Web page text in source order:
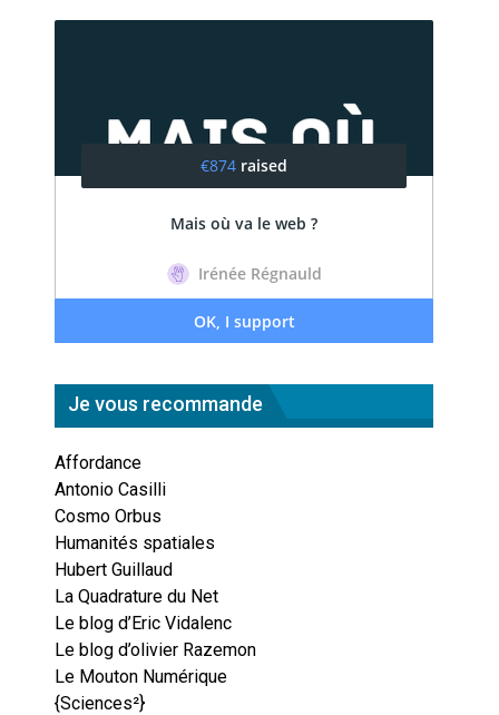
Je vous recommande
Affordance
Antonio Casilli
Cosmo Orbus
Humanités spatiales
Hubert Guillaud
La Quadrature du Net
Le blog d’Eric Vidalenc
Le blog d’olivier Razemon
Le Mouton Numérique
{Sciences²}